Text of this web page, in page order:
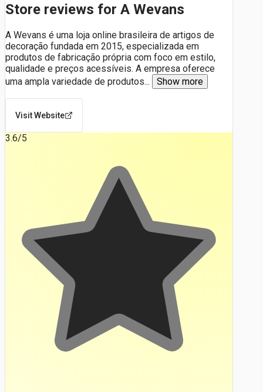
Store reviews for A Wevans
A Wevans é uma loja online brasileira de artigos de
decoração fundada em 2015, especializada em
produtos de fabricação própria com foco em estilo,
qualidade e preços acessíveis. A empresa oferece
uma ampla variedade de produtos... Show more
Visit Website
3.6/5